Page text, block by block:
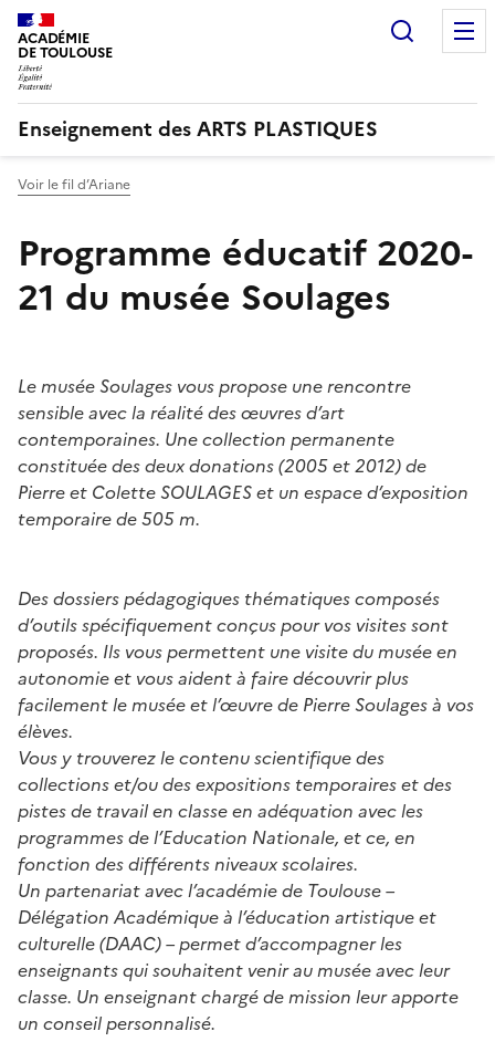
ACADÉMIE
DE TOULOUSE
Enseignement des ARTS PLASTIQUES
Voir le fil d’Ariane
Programme éducatif 2020-
21 du musée Soulages
Le musée Soulages vous propose une rencontre
sensible avec la réalité des œuvres d’art
contemporaines. Une collection permanente
constituée des deux donations (2005 et 2012) de
Pierre et Colette SOULAGES et un espace d’exposition
temporaire de 505 m.
Des dossiers pédagogiques thématiques composés
d’outils spécifiquement conçus pour vos visites sont
proposés. Ils vous permettent une visite du musée en
autonomie et vous aident à faire découvrir plus
facilement le musée et l’œuvre de Pierre Soulages à vos
élèves.
Vous y trouverez le contenu scientifique des
collections et/ou des expositions temporaires et des
pistes de travail en classe en adéquation avec les
programmes de l’Education Nationale, et ce, en
fonction des différents niveaux scolaires.
Un partenariat avec l’académie de Toulouse –
Délégation Académique à l’éducation artistique et
culturelle (DAAC) – permet d’accompagner les
enseignants qui souhaitent venir au musée avec leur
classe. Un enseignant chargé de mission leur apporte
un conseil personnalisé.